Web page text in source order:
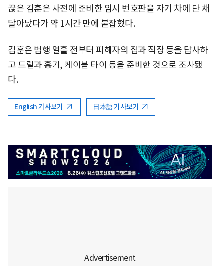
끊은 김훈은 사전에 준비한 임시 번호판을 자기 차에 단 채
달아났다가 약 1시간 만에 붙잡혔다.
김훈은 범행 열흘 전부터 피해자의 집과 직장 등을 답사하
고 드릴과 흉기, 케이블 타이 등을 준비한 것으로 조사됐
다.
English 기사보기 日本語 기사보기